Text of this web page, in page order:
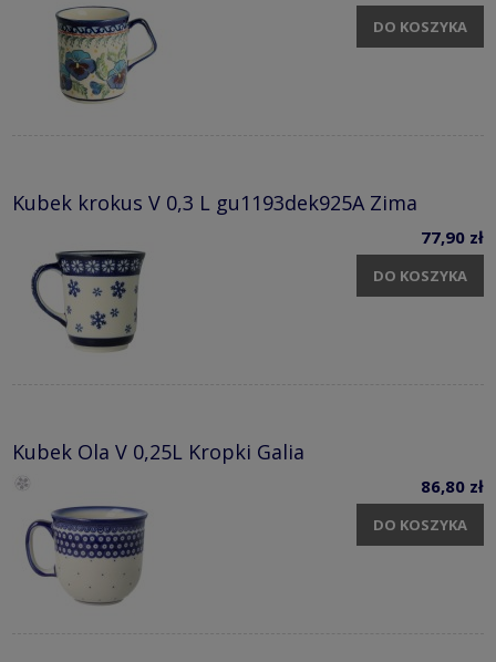
DO KOSZYKA
Kubek krokus V 0,3 L gu1193dek925A Zima
77,90 zł
DO KOSZYKA
Kubek Ola V 0,25L Kropki Galia
86,80 zł
DO KOSZYKA